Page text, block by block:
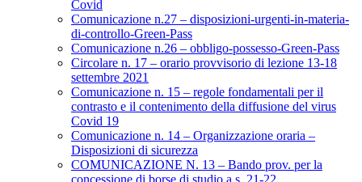
Covid
Comunicazione n.27 – disposizioni-urgenti-in-materia-
di-controllo-Green-Pass
Comunicazione n.26 – obbligo-possesso-Green-Pass
Circolare n. 17 – orario provvisorio di lezione 13-18
settembre 2021
Comunicazione n. 15 – regole fondamentali per il
contrasto e il contenimento della diffusione del virus
Covid 19
Comunicazione n. 14 – Organizzazione oraria –
Disposizioni di sicurezza
COMUNICAZIONE N. 13 – Bando prov. per la